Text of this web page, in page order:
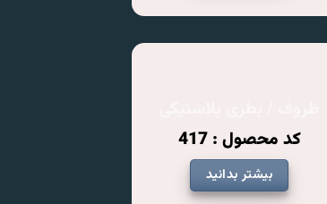
کد محصول : 417
بیشتر بدانید